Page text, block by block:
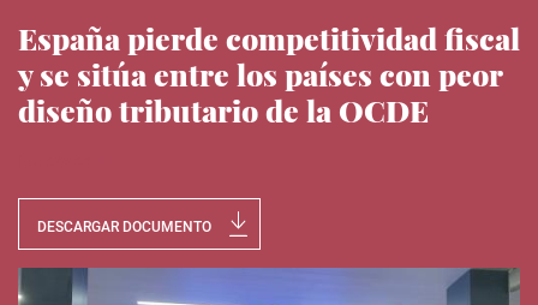
España pierde competitividad fiscal
y se sitúa entre los países con peor
diseño tributario de la OCDE
DESCARGAR DOCUMENTO